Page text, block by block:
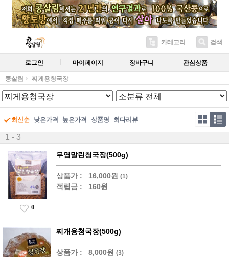
카테고리 검색
로그인 마이페이지 장바구니 관심상품
콩살림 찌게용청국장
최신순 낮은가격 높은가격 상품명 최다리뷰
1 - 3
무염말린청국장(500g)
상품가 : 16,000원 (1)
적립금 : 160원
0
찌개용청국장(500g)
상품가 : 8,000원 (3)